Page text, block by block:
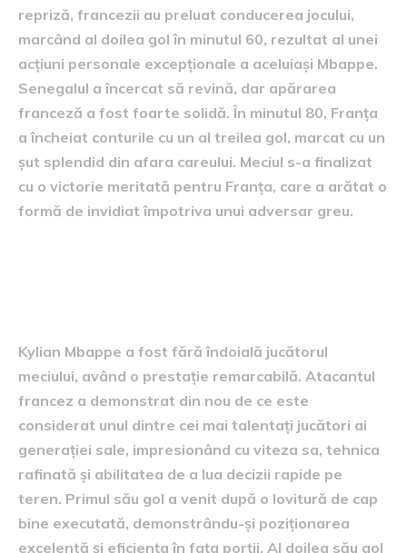
repriză, francezii au preluat conducerea jocului,
marcând al doilea gol în minutul 60, rezultat al unei
acțiuni personale excepționale a aceluiași Mbappe.
Senegalul a încercat să revină, dar apărarea
franceză a fost foarte solidă. În minutul 80, Franța
a încheiat conturile cu un al treilea gol, marcat cu un
șut splendid din afara careului. Meciul s-a finalizat
cu o victorie meritată pentru Franța, care a arătat o
formă de invidiat împotriva unui adversar greu.
Kylian Mbappe a fost fără îndoială jucătorul
meciului, având o prestație remarcabilă. Atacantul
francez a demonstrat din nou de ce este
considerat unul dintre cei mai talentați jucători ai
generației sale, impresionând cu viteza sa, tehnica
rafinată și abilitatea de a lua decizii rapide pe
teren. Primul său gol a venit după o lovitură de cap
bine executată, demonstrându-și poziționarea
excelentă și eficiența în fața porții. Al doilea său gol